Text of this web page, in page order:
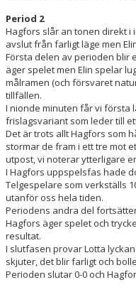
Period 2
Hagfors slår an tonen direkt
avslut från farligt läge men
Första delen av perioden blir
äger spelet men Elin spelar
målramen (och försvaret
tillfällen.
I nionde minuten får vi första
frislagsvariant som leder till
Det är trots allt Hagfors som
stormar de fram i ett tre mot
utpost, vi noterar ytterligare
I Hagfors uppspelsfas hade
Telgespelare som verkställs
utanför oss hela tiden.
Periodens andra del
Hagfors äger spelet och
resultat.
I slutfasen provar Lotta
skjuter, det blir farligt och
Perioden slutar 0-0 och